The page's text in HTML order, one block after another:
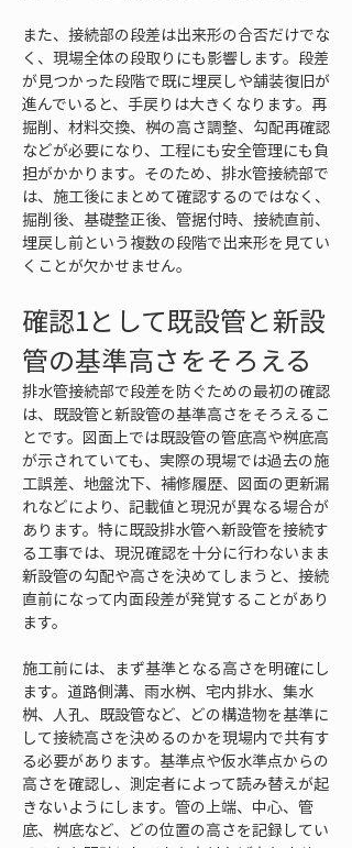
また、接続部の段差は出来形の合否だけでな
く、現場全体の段取りにも影響します。段差
が見つかった段階で既に埋戻しや舗装復旧が
進んでいると、手戻りは大きくなります。再
掘削、材料交換、桝の高さ調整、勾配再確認
などが必要になり、工程にも安全管理にも負
担がかかります。そのため、排水管接続部で
は、施工後にまとめて確認するのではなく、
掘削後、基礎整正後、管据付時、接続直前、
埋戻し前という複数の段階で出来形を見てい
くことが欠かせません。
確認1として既設管と新設
管の基準高さをそろえる
排水管接続部で段差を防ぐための最初の確認
は、既設管と新設管の基準高さをそろえるこ
とです。図面上では既設管の管底高や桝底高
が示されていても、実際の現場では過去の施
工誤差、地盤沈下、補修履歴、図面の更新漏
れなどにより、記載値と現況が異なる場合が
あります。特に既設排水管へ新設管を接続す
る工事では、現況確認を十分に行わないまま
新設管の勾配や高さを決めてしまうと、接続
直前になって内面段差が発覚することがあり
ます。
施工前には、まず基準となる高さを明確にし
ます。道路側溝、雨水桝、宅内排水、集水
桝、人孔、既設管など、どの構造物を基準に
して接続高さを決めるのかを現場内で共有す
る必要があります。基準点や仮水準点からの
高さを確認し、測定者によって読み替えが起
きないようにします。管の上端、中心、管
底、桝底など、どの位置の高さを記録してい